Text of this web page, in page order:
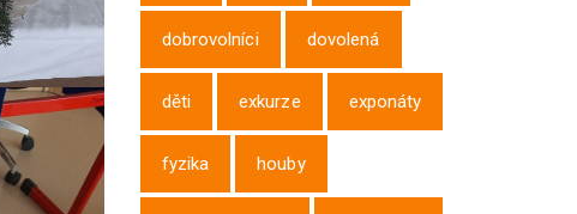
dobrovolníci dovolená
děti exkurze exponáty
fyzika houby